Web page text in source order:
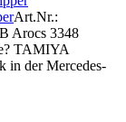
Art.Nr.:
Arocs 3348
TAMIYA
in der Mercedes-